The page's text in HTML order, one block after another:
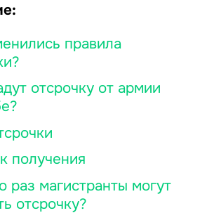
правила
отсрочку от армии
получения
раз магистранты могут
отсрочку?